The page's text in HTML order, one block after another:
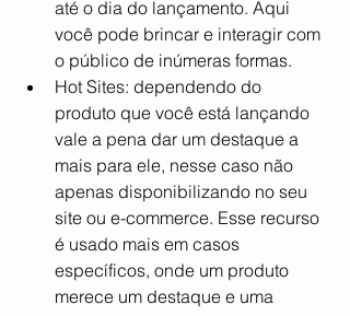
até o dia do lançamento. Aqui
você pode brincar e interagir com
o público de inúmeras formas.
Hot Sites: dependendo do
produto que você está lançando
vale a pena dar um destaque a
mais para ele, nesse caso não
apenas disponibilizando no seu
site ou e-commerce. Esse recurso
é usado mais em casos
específicos, onde um produto
merece um destaque e uma